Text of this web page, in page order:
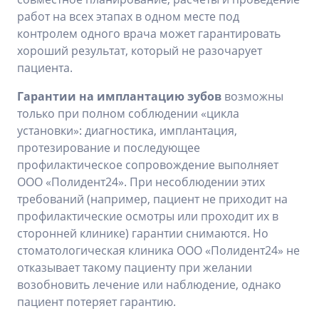
работ на всех этапах в одном месте под
контролем одного врача может гарантировать
хороший результат, который не разочарует
пациента.
Гарантии на имплантацию зубов возможны
только при полном соблюдении «цикла
установки»: диагностика, имплантация,
протезирование и последующее
профилактическое сопровождение выполняет
ООО «Полидент24». При несоблюдении этих
требований (например, пациент не приходит на
профилактические осмотры или проходит их в
сторонней клинике) гарантии снимаются. Но
стоматологическая клиника ООО «Полидент24» не
отказывает такому пациенту при желании
возобновить лечение или наблюдение, однако
пациент потеряет гарантию.